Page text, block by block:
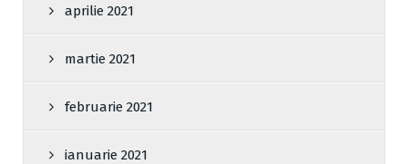
aprilie 2021
martie 2021
februarie 2021
ianuarie 2021